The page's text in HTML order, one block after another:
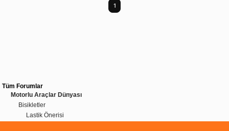
1
Tüm Forumlar
Motorlu Araçlar Dünyası
Bisikletler
Lastik Önerisi